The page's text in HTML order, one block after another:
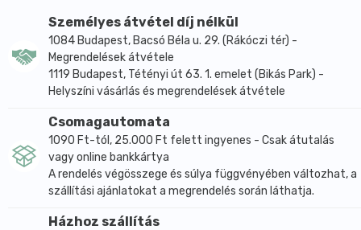
Személyes átvétel díj nélkül
1084 Budapest, Bacsó Béla u. 29. (Rákóczi tér) -
Megrendelések átvétele
1119 Budapest, Tétényi út 63. 1. emelet (Bikás Park) -
Helyszíni vásárlás és megrendelések átvétele
Csomagautomata
1090 Ft-tól, 25.000 Ft felett ingyenes - Csak átutalás
vagy online bankkártya
A rendelés végösszege és súlya függvényében változhat, a
szállítási ajánlatokat a megrendelés során láthatja.
Házhoz szállítás